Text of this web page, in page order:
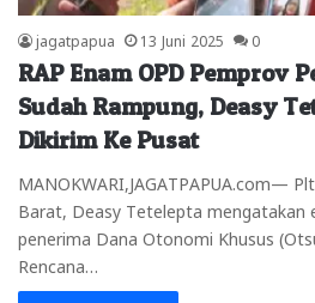
jagatpapua 13 Juni 2025 0
RAP Enam OPD Pemprov
Sudah Rampung, Deasy
Dikirim Ke Pusat
MANOKWARI,JAGATPAPUA.com—
Barat, Deasy Tetelepta mengatakan
penerima Dana Otonomi Khusus
Rencana…